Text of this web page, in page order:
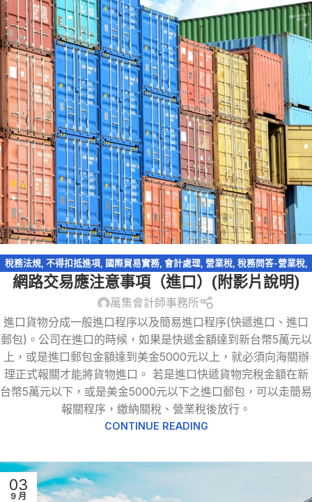
稅務法規, 不得扣抵進項, 國際貿易實務, 會計處理, 營業稅, 稅務問答-營業稅,
網路交易課稅,跨境電商
網路交易應注意事項（進口）(附影片說明)
萬集會計師事務所
進口貨物分成一般進口程序以及簡易進口程序(快遞進口、進口
郵包)。公司在進口的時候，如果是快遞金額達到新台幣5萬元以
上，或是進口郵包金額達到美金5000元以上，就必須向海關辦
理正式報關才能將貨物進口。 若是進口快遞貨物完稅金額在新
台幣5萬元以下，或是美金5000元以下之進口郵包，可以走簡易
報關程序，繳納關稅、營業稅後放行。
CONTINUE READING
03
9 月